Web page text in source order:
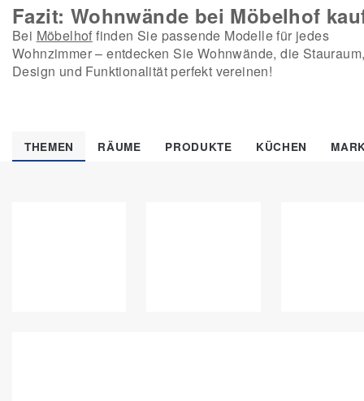
Fazit: Wohnwände bei Möbelhof
Bei Möbelhof finden Sie passende Modelle für jedes
Wohnzimmer – entdecken Sie Wohnwände, die
Design und Funktionalität perfekt vereinen!
THEMEN RÄUME PRODUKTE KÜCHEN